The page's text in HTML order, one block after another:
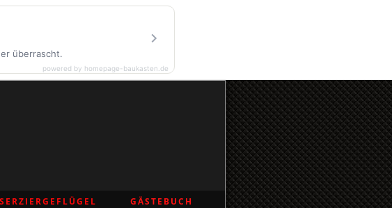
GÄSTEBUCH
überrascht.
powered by homepage-baukasten.de